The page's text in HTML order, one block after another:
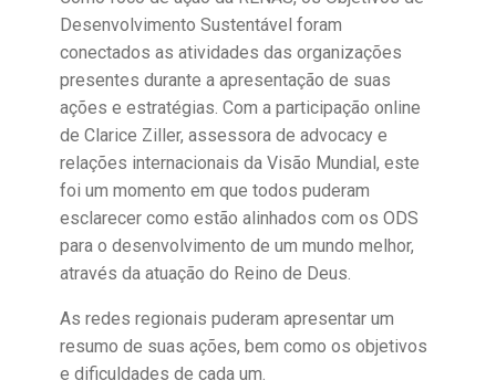
Desenvolvimento Sustentável foram
conectados as atividades das organizações
presentes durante a apresentação de suas
ações e estratégias. Com a participação online
de Clarice Ziller, assessora de advocacy e
relações internacionais da Visão Mundial, este
foi um momento em que todos puderam
esclarecer como estão alinhados com os ODS
para o desenvolvimento de um mundo melhor,
através da atuação do Reino de Deus.
As redes regionais puderam apresentar um
resumo de suas ações, bem como os objetivos
e dificuldades de cada um.